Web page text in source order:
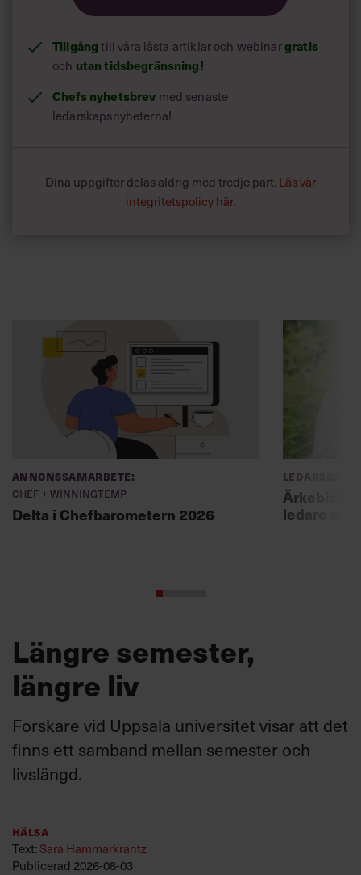
Tillgångtill våra låsta artiklar och webinargratis
och utan tidsbegränsning!
Chefs nyhetsbrev med senaste
ledarskapsnyheterna!
Dina uppgifter delas aldrig med tredje part. Läs vår
integritetspolicy här.
Annonssamarbete:
Chef + Winningtemp
Delta i Chefbarometern 2026
Ledarskap
ledare att
Längre semester,
längre liv
Forskare vid Uppsala universitet visar att det
finns ett samband mellan semester och
livslängd.
Hälsa
Text:Sara Hammarkrantz
Publicerad 2026-08-03